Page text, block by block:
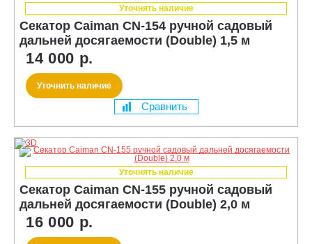
Уточнять наличие
Секатор Caiman CN-154 ручной садовый
дальней досягаемости (Double) 1,5 м
14 000 р.
Уточнить наличие
Сравнить
Уточнять наличие
Секатор Caiman CN-155 ручной садовый
дальней досягаемости (Double) 2,0 м
16 000 р.